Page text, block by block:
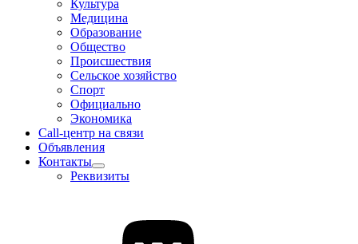
Культура
Медицина
Образование
Общество
Происшествия
Сельское хозяйство
Спорт
Официально
Экономика
Call-центр на связи
Объявления
Контакты
Реквизиты